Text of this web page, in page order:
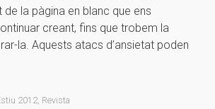
la pàgina en blanc que ens
creant, fins que trobem la
la. Aquests atacs d’ansietat poden
2012, Revista